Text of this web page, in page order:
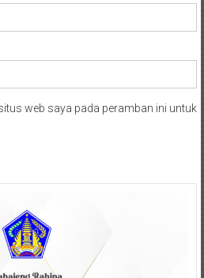
web saya pada peramban ini untuk